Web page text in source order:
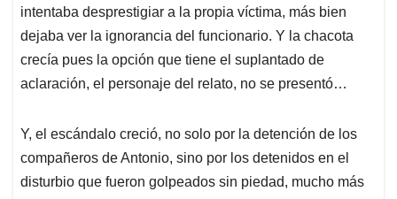
intentaba desprestigiar a la propia víctima, más bien
dejaba ver la ignorancia del funcionario. Y la chacota
crecía pues la opción que tiene el suplantado de
aclaración, el personaje del relato, no se presentó…
Y, el escándalo creció, no solo por la detención de los
compañeros de Antonio, sino por los detenidos en el
disturbio que fueron golpeados sin piedad, mucho más